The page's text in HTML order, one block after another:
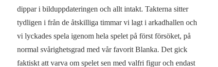
dippar i bilduppdateringen och allt intakt. Takterna sitter
tydligen i från de åtskilliga timmar vi lagt i arkadhallen och
vi lyckades spela igenom hela spelet på först försöket, på
normal svårighetsgrad med vår favorit Blanka. Det gick
faktiskt att varva om spelet sen med valfri figur och endast